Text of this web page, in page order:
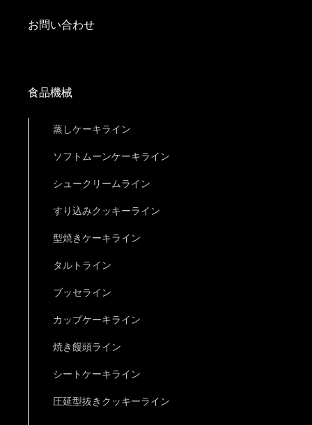
お問い合わせ
食品機械
蒸しケーキライン
ソフトムーンケーキライン
シュークリームライン
すり込みクッキーライン
型焼きケーキライン
タルトライン
ブッセライン
カップケーキライン
焼き饅頭ライン
シートケーキライン
圧延型抜きクッキーライン